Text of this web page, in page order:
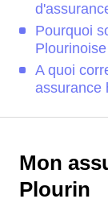
Pourquoi
A quoi
assurance
Mon
Plourin